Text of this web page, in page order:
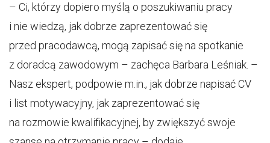
– Ci, którzy dopiero myślą o poszukiwaniu pracy
i nie wiedzą, jak dobrze zaprezentować się
przed pracodawcą, mogą zapisać się na spotkanie
z doradcą zawodowym – zachęca Barbara Leśniak. –
Nasz ekspert, podpowie m.in., jak dobrze napisać CV
i list motywacyjny, jak zaprezentować się
na rozmowie kwalifikacyjnej, by zwiększyć swoje